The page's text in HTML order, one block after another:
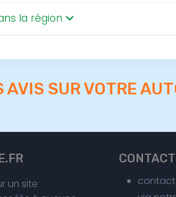
la région
AVIS SUR VOTRE
un site